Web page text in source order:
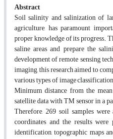
Abstract
Soil salinity and salinization of
agriculture, has paramount
proper knowledge of its progress.
saline areas and prepare the
development of remote sensing
imaging, this research aimed to
various types of image
Minimum distance from the
satellite data with TM sensor in a
Therefore, 269 soil samples
coordinates and the results
identification, topographic maps